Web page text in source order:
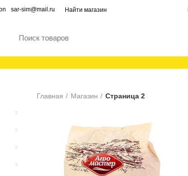
sar-sim@mail.ru Найти магазин
Главная Магазин Страница 2